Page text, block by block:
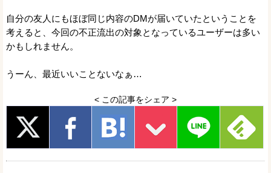
自分の友人にもほぼ同じ内容のDMが届いていたということを
考えると、今回の不正流出の対象となっているユーザーは多い
かもしれません。
うーん、最近いいことないなぁ…
< この記事をシェア >